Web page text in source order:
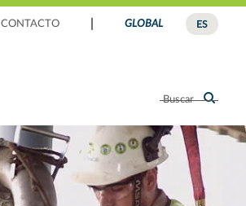
CONTACTO GLOBAL ES
Buscar